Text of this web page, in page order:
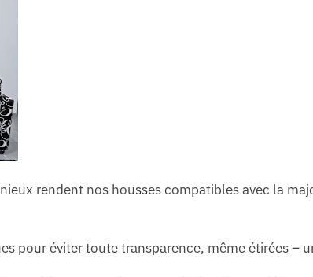
rendent nos housses compatibles avec la
pour éviter toute transparence, même étirées –